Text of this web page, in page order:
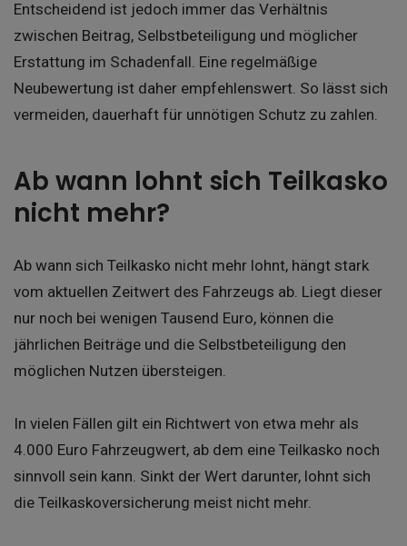
Entscheidend ist jedoch immer das Verhältnis
zwischen Beitrag, Selbstbeteiligung und möglicher
Erstattung im Schadenfall. Eine regelmäßige
Neubewertung ist daher empfehlenswert. So lässt sich
vermeiden, dauerhaft für unnötigen Schutz zu zahlen.
Ab wann lohnt sich Teilkasko
nicht mehr?
Ab wann sich Teilkasko nicht mehr lohnt, hängt stark
vom aktuellen Zeitwert des Fahrzeugs ab. Liegt dieser
nur noch bei wenigen Tausend Euro, können die
jährlichen Beiträge und die Selbstbeteiligung den
möglichen Nutzen übersteigen.
In vielen Fällen gilt ein Richtwert von etwa mehr als
4.000 Euro Fahrzeugwert, ab dem eine Teilkasko noch
sinnvoll sein kann. Sinkt der Wert darunter, lohnt sich
die Teilkaskoversicherung meist nicht mehr.